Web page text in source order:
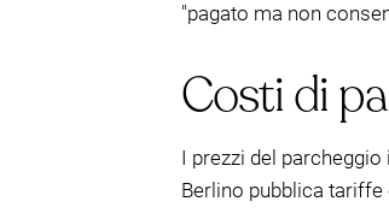
"pagato ma non
Costi di
I prezzi del
Berlino pubblica